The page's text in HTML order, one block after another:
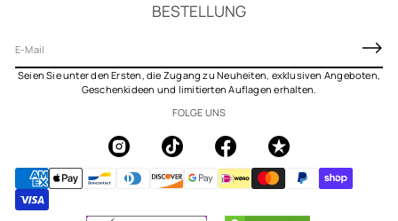
BESTELLUNG
E
-Seien Sie unter den Ersten, die Zugang zu Neuheiten, exklusiven Angeboten,
Geschenkideen und limitierten Auflagen erhalten.
FOLGE UNS